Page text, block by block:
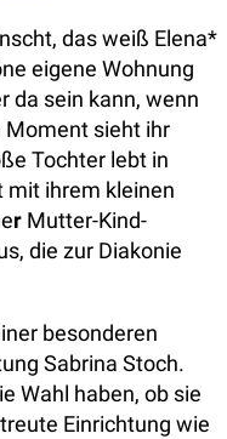
das weiß Elena*
eigene Wohnung
da sein kann, wenn
Moment sieht ihr
Tochter lebt in
mit ihrem kleinen
r Mutter-Kind-
die zur Diakonie
besonderen
Sabrina Stoch.
Wahl haben, ob sie
Einrichtung wie